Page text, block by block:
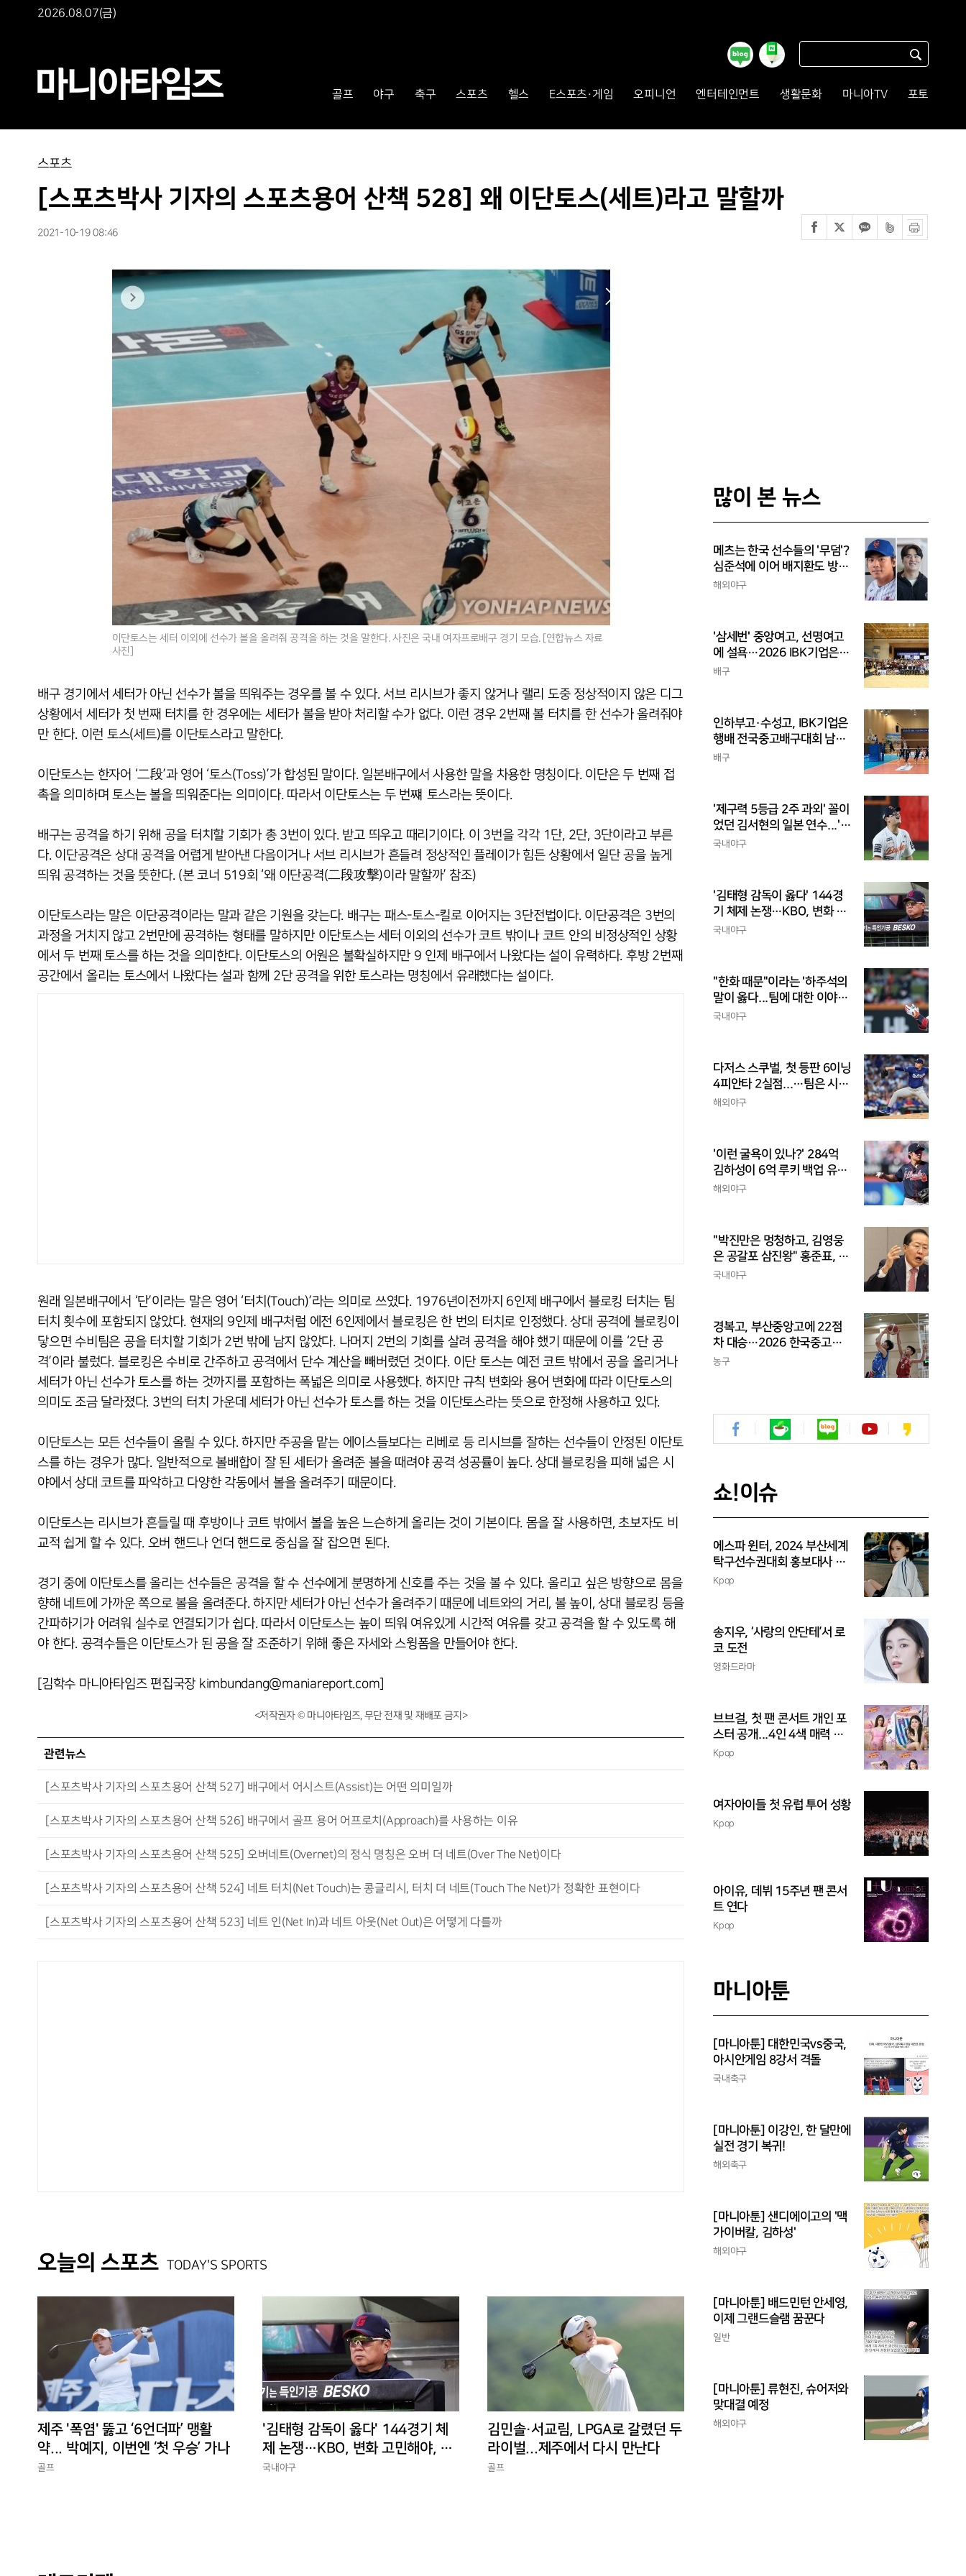
2026.08.07(금)
골프 야구 축구 스포츠 헬스 E스포츠·게임 오피니언 엔터테인먼트 생활문화 마니아TV 포토
스포츠
[스포츠박사 기자의 스포츠용어 산책 528] 왜 이단토스(세트)라고 말할까
2021-10-19 08:46
이단토스는 세터 이외에 선수가 볼을 올려줘 공격을 하는 것을 말한다. 사진은 국내 여자프로배구 경기 모습. [연합뉴스 자료
사진]
배구 경기에서 세터가 아닌 선수가 볼을 띄워주는 경우를 볼 수 있다. 서브 리시브가 좋지 않거나 랠리 도중 정상적이지 않은 디그
상황에서 세터가 첫 번째 터치를 한 경우에는 세터가 볼을 받아 처리할 수가 없다. 이런 경우 2번째 볼 터치를 한 선수가 올려줘야
만 한다. 이런 토스(세트)를 이단토스라고 말한다.
이단토스는 한자어 ‘二段’과 영어 ‘토스(Toss)’가 합성된 말이다. 일본배구에서 사용한 말을 차용한 명칭이다. 이단은 두 번째 접
촉을 의미하며 토스는 볼을 띄워준다는 의미이다. 따라서 이단토스는 두 번쨰 토스라는 뜻이다.
배구는 공격을 하기 위해 공을 터치할 기회가 총 3번이 있다. 받고 띄우고 때리기이다. 이 3번을 각각 1단, 2단, 3단이라고 부른
다. 이단공격은 상대 공격을 어렵게 받아낸 다음이거나 서브 리시브가 흔들려 정상적인 플레이가 힘든 상황에서 일단 공을 높게
띄워 공격하는 것을 뜻한다. (본 코너 519회 ‘왜 이단공격(二段攻擊)이라 말할까’ 참조)
이단토스라는 말은 이단공격이라는 말과 같은 기원을 갖는다. 배구는 패스-토스-킬로 이어지는 3단전법이다. 이단공격은 3번의
과정을 거치지 않고 2번만에 공격하는 형태를 말하지만 이단토스는 세터 이외의 선수가 코트 밖이나 코트 안의 비정상적인 상황
에서 두 번째 토스를 하는 것을 의미한다. 이단토스의 어원은 불확실하지만 9 인제 배구에서 나왔다는 설이 유력하다. 후방 2번째
공간에서 올리는 토스에서 나왔다는 설과 함께 2단 공격을 위한 토스라는 명칭에서 유래했다는 설이다.
원래 일본배구에서 ‘단’이라는 말은 영어 ‘터치(Touch)’라는 의미로 쓰였다. 1976년이전까지 6인제 배구에서 블로킹 터치는 팀
터치 횟수에 포함되지 않았다. 현재의 9인제 배구처럼 에전 6인제에서 블로킹은 한 번의 터치로 인정했다. 상대 공격에 블로킹이
닿으면 수비팀은 공을 터치할 기회가 2번 밖에 남지 않았다. 나머지 2번의 기회를 살려 공격을 해야 했기 때문에 이를 ‘2단 공
격’이라 불렀다. 블로킹은 수비로 간주하고 공격에서 단수 계산을 빼버렸던 것이다. 이단 토스는 예전 코트 밖에서 공을 올리거나
세터가 아닌 선수가 토스를 하는 것까지를 포함하는 폭넓은 의미로 사용했다. 하지만 규칙 변화와 용어 변화에 따라 이단토스의
의미도 조금 달라졌다. 3번의 터치 가운데 세터가 아닌 선수가 토스를 하는 것을 이단토스라는 뜻으로 한정해 사용하고 있다.
이단토스는 모든 선수들이 올릴 수 있다. 하지만 주공을 맡는 에이스들보다는 리베로 등 리시브를 잘하는 선수들이 안정된 이단토
스를 하는 경우가 많다. 일반적으로 볼배합이 잘 된 세터가 올려준 볼을 때려야 공격 성공률이 높다. 상대 블로킹을 피해 넓은 시
야에서 상대 코트를 파악하고 다양한 각동에서 볼을 올려주기 때문이다.
이단토스는 리시브가 흔들릴 때 후방이나 코트 밖에서 볼을 높은 느슨하게 올리는 것이 기본이다. 몸을 잘 사용하면, 초보자도 비
교적 쉽게 할 수 있다. 오버 핸드나 언더 핸드로 중심을 잘 잡으면 된다.
경기 중에 이단토스를 올리는 선수들은 공격을 할 수 선수에게 분명하게 신호를 주는 것을 볼 수 있다. 올리고 싶은 방향으로 몸을
향해 네트에 가까운 쪽으로 볼을 올려준다. 하지만 세터가 아닌 선수가 올려주기 때문에 네트와의 거리, 볼 높이, 상대 블로킹 등을
간파하기가 어려워 실수로 연결되기가 쉽다. 따라서 이단토스는 높이 띄워 여유있게 시간적 여유를 갖고 공격을 할 수 있도록 해
야 한다. 공격수들은 이단토스가 된 공을 잘 조준하기 위해 좋은 자세와 스윙폼을 만들어야 한다.
[김학수 마니아타임즈 편집국장 kimbundang@maniareport.com]
<저작권자 © 마니아타임즈, 무단 전재 및 재배포 금지>
관련뉴스
[스포츠박사 기자의 스포츠용어 산책 527] 배구에서 어시스트(Assist)는 어떤 의미일까
[스포츠박사 기자의 스포츠용어 산책 526] 배구에서 골프 용어 어프로치(Approach)를 사용하는 이유
[스포츠박사 기자의 스포츠용어 산책 525] 오버네트(Overnet)의 정식 명칭은 오버 더 네트(Over The Net)이다
[스포츠박사 기자의 스포츠용어 산책 524] 네트 터치(Net Touch)는 콩글리시, 터치 더 네트(Touch The Net)가 정확한 표현이다
[스포츠박사 기자의 스포츠용어 산책 523] 네트 인(Net In)과 네트 아웃(Net Out)은 어떻게 다를까
오늘의 스포츠 TODAY'S SPORTS
제주 '폭염' 뚫고 ‘6언더파’ 맹활
약... 박예지, 이번엔 ‘첫 우승’ 가나
골프
'김태형 감독이 옳다' 144경기 체
제 논쟁…KBO, 변화 고민해야, 환
경에 맞는 경기 수가 바람직
국내야구
김민솔·서교림, LPGA로 갈렸던 두
라이벌...제주에서 다시 만난다
골프
많이 본 뉴스
메츠는 한국 선수들의 '무덤'?
심준석에 이어 배지환도 방
출...심준석은 이미 귀국, 배
해외야구
'삼세번' 중앙여고, 선명여고
에 설욕…2026 IBK기업은행
배 전국중고배구대회 우승
배구
인하부고·수성고, IBK기업은
행배 전국중고배구대회 남고
부 결승 격돌
배구
'제구력 5등급 2주 과외' 꼴이
었던 김서현의 일본 연수...'종
합검진표'에 불과
국내야구
'김태형 감독이 옳다' 144경
기 체제 논쟁…KBO, 변화 고
민해야, 환경에 맞는 경기 수
국내야구
"한화 때문"이라는 '하주석의
말이 옳다...팀에 대한 이야
기, 끝까지 안 하는 게 도리
국내야구
다저스 스쿠벌, 첫 등판 6이닝
4피안타 2실점...…팀은 시즌
최다 5연패
해외야구
'이런 굴욕이 있나?' 284억
김하성이 6억 루키 백업 유격
수라니...자비스, 수비도 김하
해외야구
"박진만은 멍청하고, 김영웅
은 공갈포 삼진왕" 홍준표, 또
삼성 저격..."무사 만루에 플
국내야구
경복고, 부산중앙고에 22점
차 대승…2026 한국중고농
구 주말리그 왕중왕전 첫 승
농구
쇼!이슈
에스파 윈터, 2024 부산세계
탁구선수권대회 홍보대사 위
촉
Kpop
송지우, ‘사랑의 안단테’서 로
코 도전
영화드라마
브브걸, 첫 팬 콘서트 개인 포
스터 공개...4인 4색 매력 발
산
Kpop
여자아이들 첫 유럽 투어 성황
Kpop
아이유, 데뷔 15주년 팬 콘서
트 연다
Kpop
마니아툰
[마니아툰] 대한민국vs중국,
아시안게임 8강서 격돌
국내축구
[마니아툰] 이강인, 한 달만에
실전 경기 복귀!
해외축구
[마니아툰] 샌디에이고의 '맥
가이버칼, 김하성'
해외야구
[마니아툰] 배드민턴 안세영,
이제 그랜드슬램 꿈꾼다
일반
[마니아툰] 류현진, 슈어저와
맞대결 예정
해외야구